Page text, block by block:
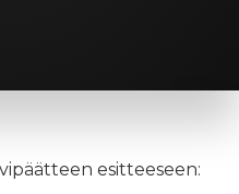
esitteeseen: